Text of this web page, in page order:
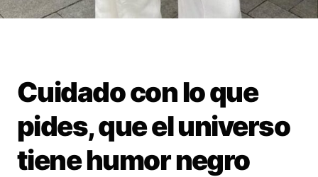
Cuidado con lo que
pides, que el universo
tiene humor negro